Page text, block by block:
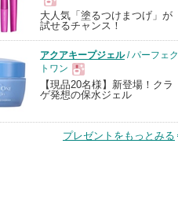
現
品
大人気「塗るつけまつげ」が
試せるチャンス！
アクアキープジェル/ パーフェク
トワン
現
品
【現品20名様】新登場！クラ
ゲ発想の保水ジェル
プレゼントをもっとみる